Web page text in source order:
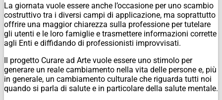
La giornata vuole essere anche l’occasione per uno scambio
costruttivo tra i diversi campi di applicazione, ma soprattutto
offrire una maggior chiarezza sulla professione per tutelare
gli utenti e le loro famiglie e trasmettere informazioni corrette
agli Enti e diffidando di professionisti improvvisati.
Il progetto Curare ad Arte vuole essere uno stimolo per
generare un reale cambiamento nella vita delle persone e, più
in generale, un cambiamento culturale che riguarda tutti noi
quando si parla di salute e in particolare della salute mentale.